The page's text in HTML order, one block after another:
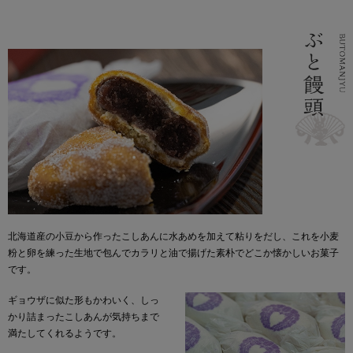
北海道産の小豆から作ったこしあんに水あめを加えて粘りをだし、これを小麦
粉と卵を練った生地で包んでカラリと油で揚げた素朴でどこか懐かしいお菓子
です。
ギョウザに似た形もかわいく、しっ
かり詰まったこしあんが気持ちまで
満たしてくれるようです。